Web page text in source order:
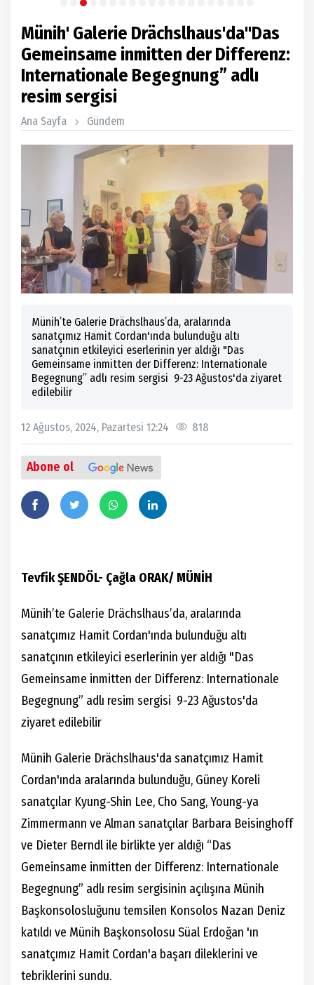
Münih' Galerie Drächslhaus'da"Das
Gemeinsame inmitten der Differenz:
Internationale Begegnung” adlı
resim sergisi
Ana Sayfa Gündem
Münih’te Galerie Drächslhaus’da, aralarında
sanatçımız Hamit Cordan'ında bulunduğu altı
sanatçının etkileyici eserlerinin yer aldığı "Das
Gemeinsame inmitten der Differenz: Internationale
Begegnung” adlı resim sergisi 9-23 Ağustos'da ziyaret
edilebilir
12 Ağustos, 2024, Pazartesi 12:24 818
Abone ol
Tevfik ŞENDÖL- Çağla ORAK/ MÜNİH
Münih’te Galerie Drächslhaus’da, aralarında
sanatçımız Hamit Cordan'ında bulunduğu altı
sanatçının etkileyici eserlerinin yer aldığı "Das
Gemeinsame inmitten der Differenz: Internationale
Begegnung” adlı resim sergisi 9-23 Ağustos'da
ziyaret edilebilir
Münih Galerie Drächslhaus'da sanatçımız Hamit
Cordan'ında aralarında bulunduğu, Güney Koreli
sanatçılar Kyung-Shin Lee, Cho Sang, Young-ya
Zimmermann ve Alman sanatçılar Barbara Beisinghoff
ve Dieter Berndl ile birlikte yer aldığı “Das
Gemeinsame inmitten der Differenz: Internationale
Begegnung” adlı resim sergisinin açılışına Münih
Başkonsolosluğunu temsilen Konsolos Nazan Deniz
katıldı ve Münih Başkonsolosu Süal Erdoğan 'ın
sanatçımız Hamit Cordan'a başarı dileklerini ve
tebriklerini sundu.